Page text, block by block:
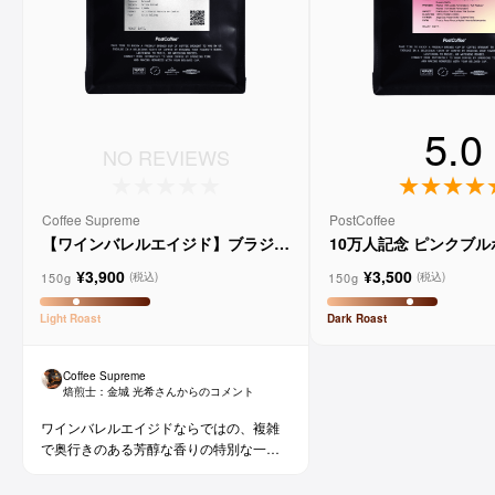
NO REVIEWS
Coffee Supreme
【ワインバレルエイジド】ブラジル
ョ
150g ¥3,900 (税込)
Light Roast
Coffee Supreme
焙煎士： 金城 光希さんからのコメント
ワインバレルエイジドならではの、複雑
で奥行きのある芳醇な香りの特別な一杯
5.0
PostCoffee
10万人記念 ピンクブ
150g ¥3,500 (税込)
Dark Roast